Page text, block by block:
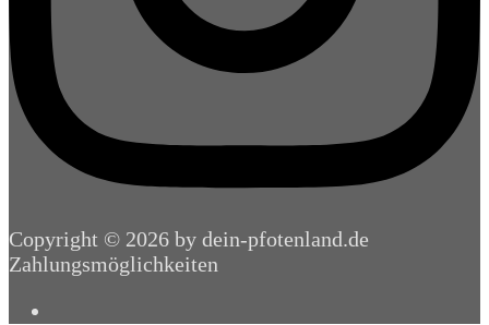
Copyright © 2026 by dein-pfotenland.de
Zahlungsmöglichkeiten